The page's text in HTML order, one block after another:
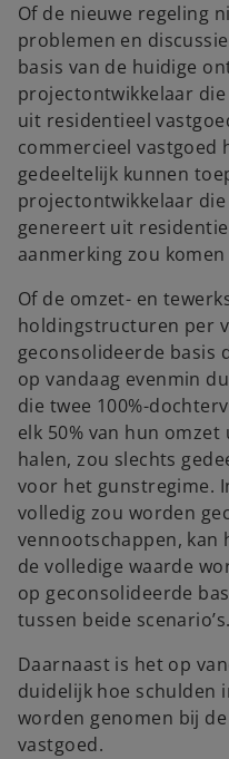
Of de nieuwe regeling
problemen en
basis van de huidige
projectontwikkelaar
uit residentieel
commercieel vastgoed
gedeeltelijk kunnen
projectontwikkelaar
genereert uit
aanmerking zou
Of de omzet- en
holdingstructuren per
geconsolideerde basis
op vandaag evenmin
die twee 100%-
elk 50% van hun
halen, zou slechts
voor het gunstregime.
volledig zou worden
vennootschappen, kan
de volledige waarde
op geconsolideerde
tussen beide scenario’s.
Daarnaast is het op
duidelijk hoe schulden
worden genomen bij
vastgoed.